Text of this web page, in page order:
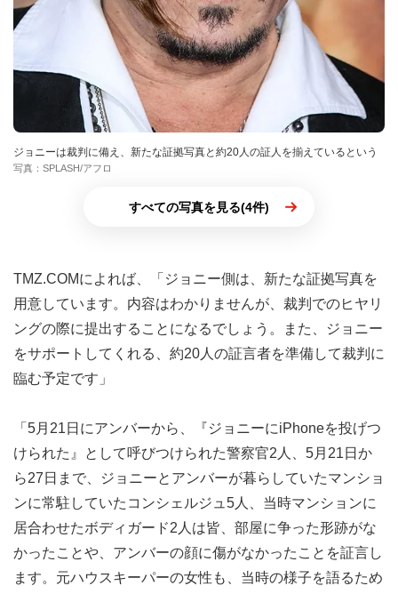
ジョニーは裁判に備え、新たな証拠写真と約20人の証人を揃えているという
写真：SPLASH/アフロ
すべての写真を見る(4件)
TMZ.COMによれば、「ジョニー側は、新たな証拠写真を
用意しています。内容はわかりませんが、裁判でのヒヤリ
ングの際に提出することになるでしょう。また、ジョニー
をサポートしてくれる、約20人の証言者を準備して裁判に
臨む予定です」
「5月21日にアンバーから、『ジョニーにiPhoneを投げつ
けられた』として呼びつけられた警察官2人、5月21日か
ら27日まで、ジョニーとアンバーが暮らしていたマンショ
ンに常駐していたコンシェルジュ5人、当時マンションに
居合わせたボディガード2人は皆、部屋に争った形跡がな
かったことや、アンバーの顔に傷がなかったことを証言し
ます。元ハウスキーパーの女性も、当時の様子を語るため